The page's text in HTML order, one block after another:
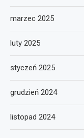
marzec 2025
luty 2025
styczeń 2025
grudzień 2024
listopad 2024